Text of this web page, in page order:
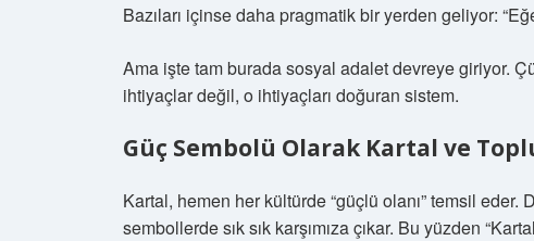
Bazıları içinse daha pragmatik bir yerden geliyor:
Ama işte tam burada sosyal adalet devreye giriyor.
ihtiyaçlar değil, o ihtiyaçları doğuran sistem.
Güç Sembolü Olarak Kartal ve
Kartal, hemen her kültürde “güçlü olanı” temsil
sembollerde sık sık karşımıza çıkar. Bu yüzden